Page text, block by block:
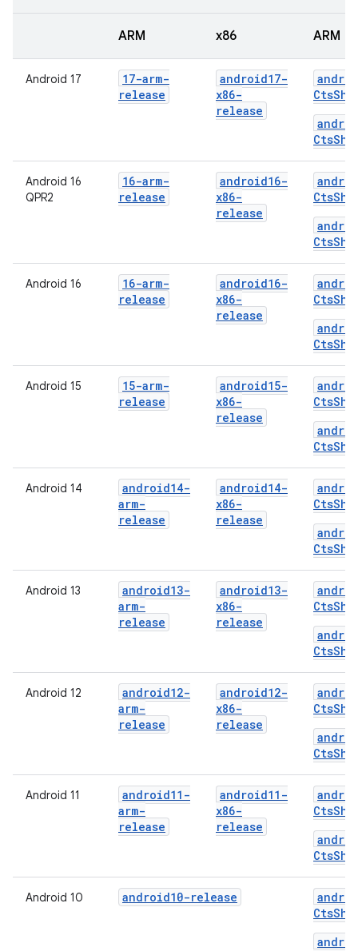
ARM x86 ARM
Android 17
17-arm-
release
android17-
x86-
release
Android 16
QPR2
16-arm-
release
android16-
x86-
release
Android 16
16-arm-
release
android16-
x86-
release
Android 15
15-arm-
release
android15-
x86-
release
Android 14
android14-
arm-
release
android14-
x86-
release
Android 13
android13-
arm-
release
android13-
x86-
release
Android 12
android12-
arm-
release
android12-
x86-
release
Android 11
android11-
arm-
release
android11-
x86-
release
Android 10 android10-release